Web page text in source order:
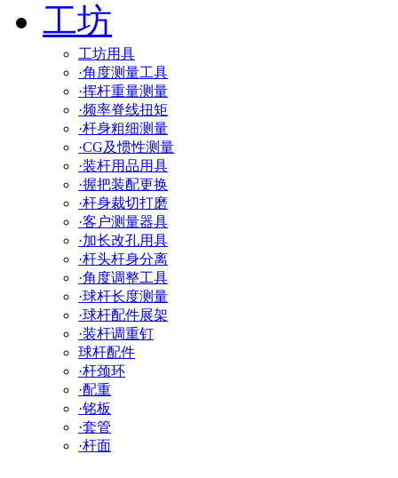
工坊
工坊用具
·角度测量工具
·挥杆重量测量
·频率脊线扭矩
·杆身粗细测量
·CG及惯性测量
·装杆用品用具
·握把装配更换
·杆身裁切打磨
·客户测量器具
·加长改孔用具
·杆头杆身分离
·角度调整工具
·球杆长度测量
·球杆配件展架
·装杆调重钉
球杆配件
·杆颈环
·配重
·铭板
·套管
·杆面